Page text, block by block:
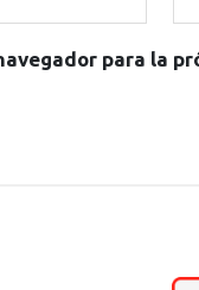
para la